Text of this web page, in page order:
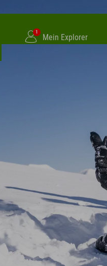
1
Mein Explorer